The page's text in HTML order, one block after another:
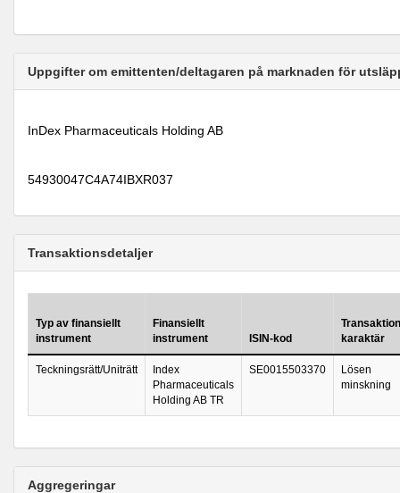
Uppgifter om emittenten/deltagaren på marknaden för
InDex Pharmaceuticals Holding AB
54930047C4A74IBXR037
Transaktionsdetaljer
Typ av finansiellt
instrument
Finansiellt
instrument
ISIN-kod
karaktär
Teckningsrätt/Uniträtt
Index
Pharmaceuticals
Holding AB TR
SE0015503370
Lösen
minskning
Aggregeringar